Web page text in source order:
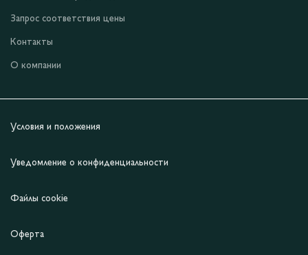
Запрос соответствия цены
Контакты
О компании
Условия и положения
Уведомление о конфиденциальности
Файлы cookie
Оферта